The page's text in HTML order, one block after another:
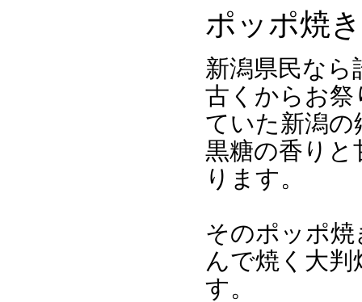
ポッポ焼
新潟県民な
古くからお祭
ていた新潟の
黒糖の香り
ります。
そのポッポ
んで焼く大
す。